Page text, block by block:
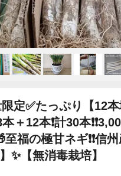
定✅たっぷり【12本増
＋12本❗計30本
福の極甘ネギ❗️❗️信
✨【無消毒栽培】